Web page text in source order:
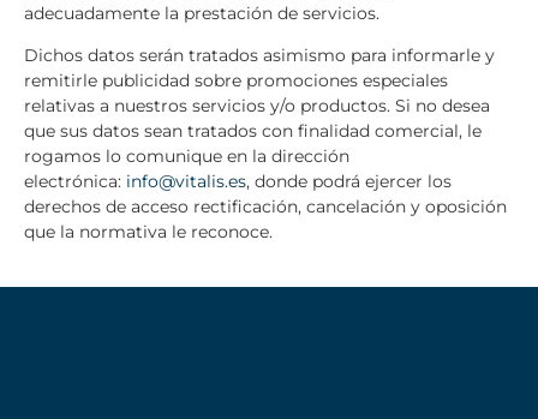
adecuadamente la prestación de servicios.
Dichos datos serán tratados asimismo para informarle y
remitirle publicidad sobre promociones especiales
relativas a nuestros servicios y/o productos. Si no desea
que sus datos sean tratados con finalidad comercial, le
rogamos lo comunique en la dirección
electrónica: info@vitalis.es, donde podrá ejercer los
derechos de acceso rectificación, cancelación y oposición
que la normativa le reconoce.